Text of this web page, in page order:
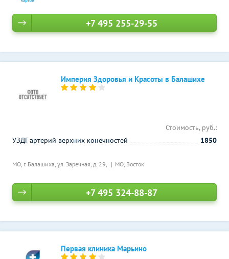
+7 495 255-29-55
Империя Здоровья и Красоты в Балашихе
МО, г. Балашиха, ул. Заречная, д. 29, МО, Восток
Стоимость, руб.:
УЗДГ артерий верхних конечностей
1850
+7 495 324-88-87
Первая клиника Марьино